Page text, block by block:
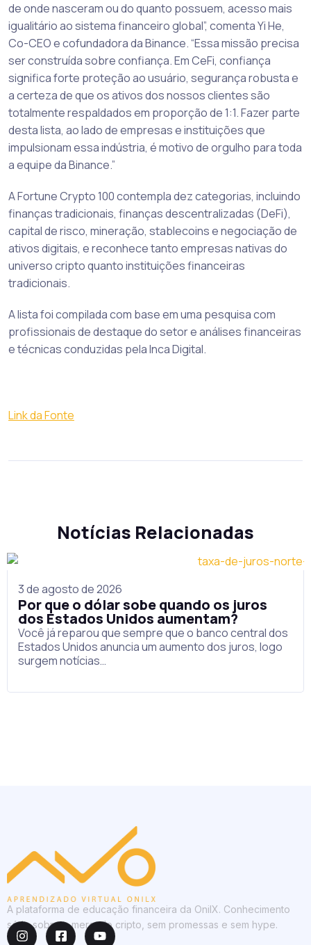
de onde nasceram ou do quanto possuem, acesso mais
igualitário ao sistema financeiro global”, comenta Yi He,
Co-CEO e cofundadora da Binance. “Essa missão precisa
ser construída sobre confiança. Em CeFi, confiança
significa forte proteção ao usuário, segurança robusta e
a certeza de que os ativos dos nossos clientes são
totalmente respaldados em proporção de 1:1. Fazer parte
desta lista, ao lado de empresas e instituições que
impulsionam essa indústria, é motivo de orgulho para toda
a equipe da Binance.”
A Fortune Crypto 100 contempla dez categorias, incluindo
finanças tradicionais, finanças descentralizadas (DeFi),
capital de risco, mineração, stablecoins e negociação de
ativos digitais, e reconhece tanto empresas nativas do
universo cripto quanto instituições financeiras
tradicionais.
A lista foi compilada com base em uma pesquisa com
profissionais de destaque do setor e análises financeiras
e técnicas conduzidas pela Inca Digital.
Link da Fonte
Notícias Relacionadas
3 de agosto de 2026
Por que o dólar sobe quando os juros
dos Estados Unidos aumentam?
Você já reparou que sempre que o banco central dos
Estados Unidos anuncia um aumento dos juros, logo
surgem notícias…
A plataforma de educação financeira da OnilX. Conhecimento
sério sobre o mercado cripto, sem promessas e sem hype.